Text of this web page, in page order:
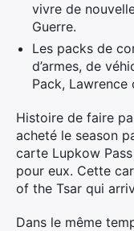
vivre de
Guerre.
Les packs de
d’armes, de
Pack,
Histoire de faire
acheté le season
carte Lupkow
pour eux. Cette
of the Tsar qui
Dans le même